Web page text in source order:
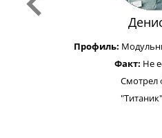
Профиль:
Факт: Не
Смотрел